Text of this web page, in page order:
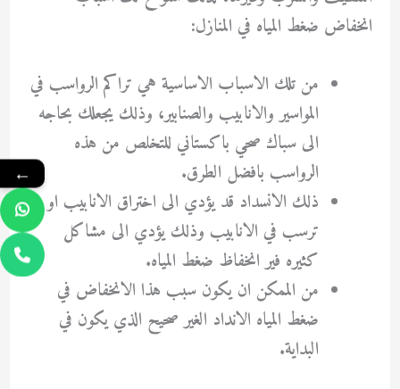
انخفاض ضغط المياه في المنازل:
من تلك الاسباب الاساسية هي تراكم الرواسب في
المواسير والانابيب والصنابير، وذلك يجعلك بحاجه
الى سباك صحي باكستاني للتخلص من هذه
الرواسب بافضل الطرق.
ذلك الانسداد قد يؤدي الى اختراق الانابيب او
ترسب في الانابيب وذلك يؤدي الى مشاكل
كثيره فير انخفاظ ضغط المياه.
من الممكن ان يكون سبب هذا الانخفاض في
ضغط المياه الانداد الغير صحيح الذي يكون في
البداية.
←